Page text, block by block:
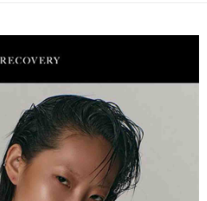
證，即可結帳。
】
享後付」後，將跳轉至「AFTEE先享後付」
金額後，即可完成結帳。
繳費通知簡訊。
點擊此簡訊中的連結，可透過四大超商／
行付款，方視為交易完成。
立刻繳費，但若您需要取消訂單，請聯絡
消之訂單仍視為有效，需透過AFTEE先享
以上)免運費
以上)免運費